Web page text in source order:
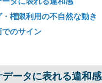
権限利用の不自然な動き
でのサイン
ータに表れる違和感